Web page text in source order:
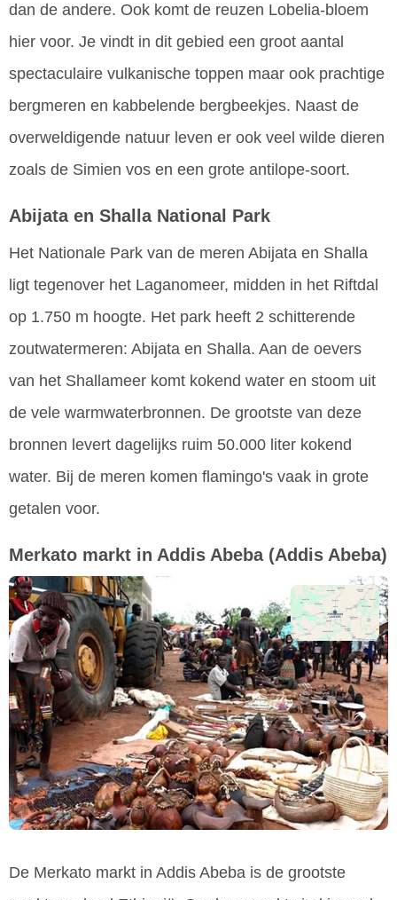
dan de andere. Ook komt de reuzen Lobelia-bloem
hier voor. Je vindt in dit gebied een groot aantal
spectaculaire vulkanische toppen maar ook prachtige
bergmeren en kabbelende bergbeekjes. Naast de
overweldigende natuur leven er ook veel wilde dieren
zoals de Simien vos en een grote antilope-soort.
Abijata en Shalla National Park
Het Nationale Park van de meren Abijata en Shalla
ligt tegenover het Laganomeer, midden in het Riftdal
op 1.750 m hoogte. Het park heeft 2 schitterende
zoutwatermeren: Abijata en Shalla. Aan de oevers
van het Shallameer komt kokend water en stoom uit
de vele warmwaterbronnen. De grootste van deze
bronnen levert dagelijks ruim 50.000 liter kokend
water. Bij de meren komen flamingo's vaak in grote
getalen voor.
Merkato markt in Addis Abeba (Addis Abeba)
De Merkato markt in Addis Abeba is de grootste